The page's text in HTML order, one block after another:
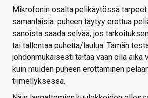
Mikrofonin osalta pelikäytössä
samanlaisia: puheen täytyy erottua
sanoista saada selvää, jos
tai tallentaa puhetta/laulua. Tämän
johdonmukaisesti taitaa vaan olla aika
kuin muiden puheen erottaminen
tiimellyksessä.